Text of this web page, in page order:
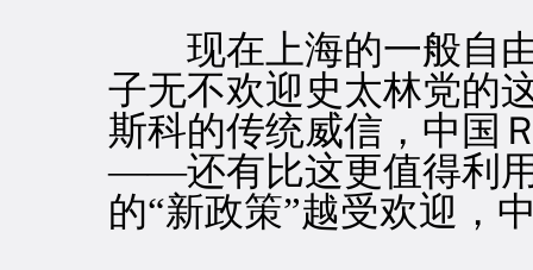
现在上海的一般自由
子无不欢迎史太林党的
斯科的传统威信，中国
——还有比这更值得利
的“新政策”越受欢迎，